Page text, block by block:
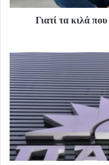
Γιατί τα κιλά